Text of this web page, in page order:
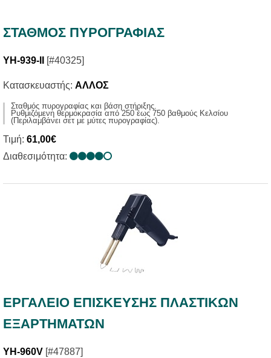
ΣΤΑΘΜΟΣ ΠΥΡΟΓΡΑΦΙΑΣ
YH-939-II [#40325]
Κατασκευαστής: ΑΛΛΟΣ
Σταθμός πυρογραφίας και βάση στήριξης.
Ρυθμιζόμενη θερμοκρασία από 250 έως 750 βαθμούς Κελσίου
(Περιλαμβάνει σετ με μύτες πυρογραφίας).
Τιμή: 61,00€
Διαθεσιμότητα:
ΕΡΓΑΛΕΙΟ ΕΠΙΣΚΕΥΣΗΣ ΠΛΑΣΤΙΚΩΝ
ΕΞΑΡΤΗΜΑΤΩΝ
YH-960V [#47887]